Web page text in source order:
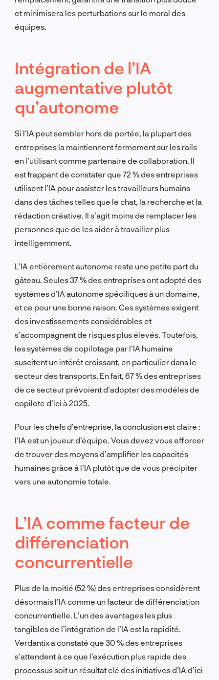
et minimisera les perturbations sur le moral des
équipes.
Intégration de l’IA
augmentative plutôt
qu’autonome
Si l’IA peut sembler hors de portée, la plupart des
entreprises la maintiennent fermement sur les rails
en l’utilisant comme partenaire de collaboration. Il
est frappant de constater que 72 % des entreprises
utilisent l’IA pour assister les travailleurs humains
dans des tâches telles que le chat, la recherche et la
rédaction créative. Il s’agit moins de remplacer les
personnes que de les aider à travailler plus
intelligemment.
L’IA entièrement autonome reste une petite part du
gâteau. Seules 37 % des entreprises ont adopté des
systèmes d’IA autonome spécifiques à un domaine,
et ce pour une bonne raison. Ces systèmes exigent
des investissements considérables et
s’accompagnent de risques plus élevés. Toutefois,
les systèmes de copilotage par l’IA humaine
suscitent un intérêt croissant, en particulier dans le
secteur des transports. En fait, 67 % des entreprises
de ce secteur prévoient d’adopter des modèles de
copilote d’ici à 2025.
Pour les chefs d’entreprise, la conclusion est claire :
l’IA est un joueur d’équipe. Vous devez vous efforcer
de trouver des moyens d’amplifier les capacités
humaines grâce à l’IA plutôt que de vous précipiter
vers une autonomie totale.
L’IA comme facteur de
différenciation
concurrentielle
Plus de la moitié (52 %) des entreprises considèrent
désormais l’IA comme un facteur de différenciation
concurrentielle. L’un des avantages les plus
tangibles de l’intégration de l’IA est la rapidité.
Verdantix a constaté que 30 % des entreprises
s’attendent à ce que l’exécution plus rapide des
processus soit un résultat clé des initiatives d’IA d’ici